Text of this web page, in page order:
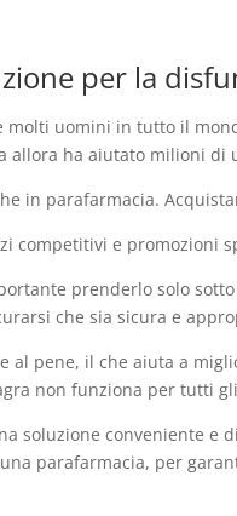
per la
uomini in tutto il
allora ha aiutato milioni
in parafarmacia.
competitivi e promozioni
prenderlo solo
che sia sicura e
al pene, il che aiuta a
non funziona per tutti
soluzione conveniente
parafarmacia, per